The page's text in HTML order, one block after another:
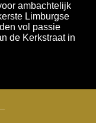
ambachtelijk
Limburgse
vol passie
de Kerkstraat in